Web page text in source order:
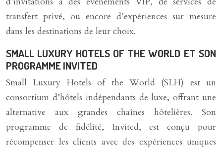
transfert privé, ou encore d’expériences sur mesure
dans les destinations de leur choix.
SMALL LUXURY HOTELS OF THE WORLD ET SON
PROGRAMME INVITED
Small Luxury Hotels of the World (SLH) est un
consortium d’hôtels indépendants de luxe, offrant une
alternative aux grandes chaînes hôtelières. Son
programme de fidélité, Invited, est conçu pour
récompenser les clients avec des expériences uniques